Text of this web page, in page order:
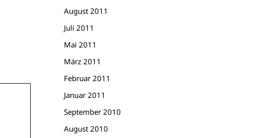
August 2011
Juli 2011
Mai 2011
März 2011
Februar 2011
Januar 2011
September 2010
August 2010